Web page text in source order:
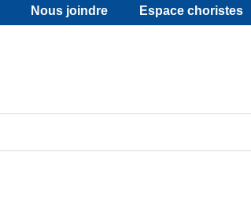
Nous joindre Espace choristes